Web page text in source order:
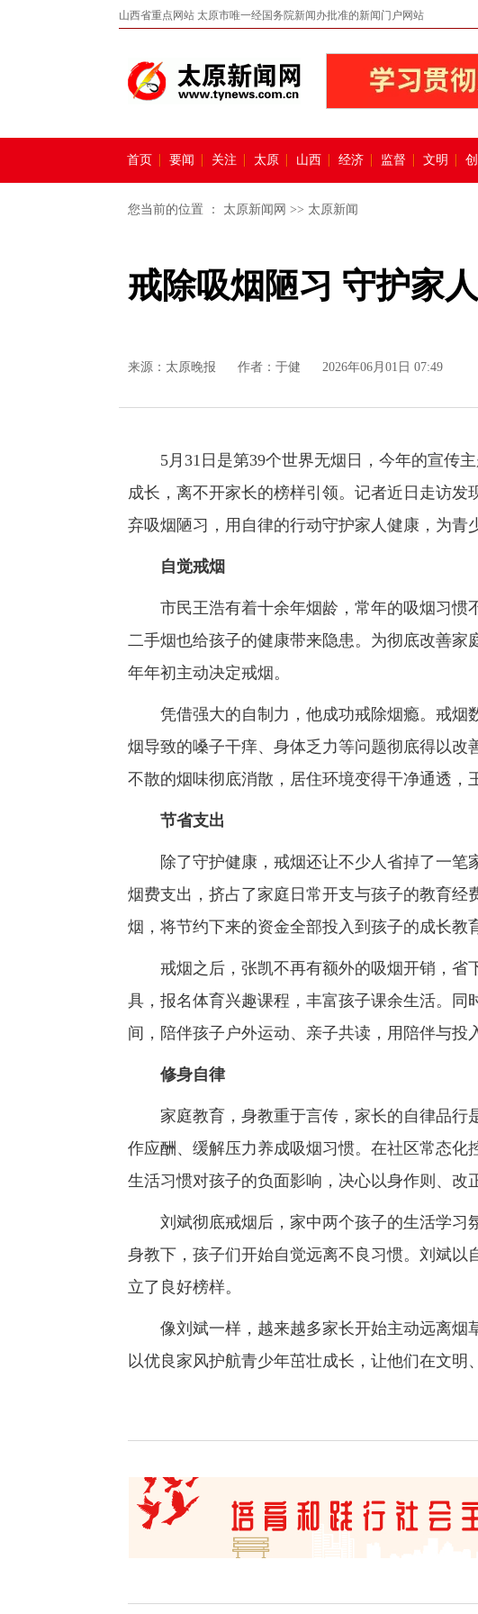
山西省重点网站 太原市唯一经国务院新闻办批准的新闻门户网站
首页 要闻 关注 太原 山西 经济 监督 文明
您当前的位置 ： 太原新闻网 >> 太原新闻
戒除吸烟陋习 守护家
来源： 太原晚报 作者：于健 2026年06月01日 07:49
5月31日是第39个世界无烟日，今年的宣传主
成长，离不开家长的榜样引领。记者近日走访
弃吸烟陋习，用自律的行动守护家人健康，为青
自觉戒烟
市民王浩有着十余年烟龄，常年的吸烟习惯
二手烟也给孩子的健康带来隐患。为彻底改善
年年初主动决定戒烟。
凭借强大的自制力，他成功戒除烟瘾。戒烟
烟导致的嗓子干痒、身体乏力等问题彻底得以
不散的烟味彻底消散，居住环境变得干净通透，
节省支出
除了守护健康，戒烟还让不少人省掉了一笔
烟费支出，挤占了家庭日常开支与孩子的教育
烟，将节约下来的资金全部投入到孩子的成长教
戒烟之后，张凯不再有额外的吸烟开销，省
具，报名体育兴趣课程，丰富孩子课余生活。
间，陪伴孩子户外运动、亲子共读，用陪伴与投
修身自律
家庭教育，身教重于言传，家长的自律品行
作应酬、缓解压力养成吸烟习惯。在社区常态化
生活习惯对孩子的负面影响，决心以身作则、改
刘斌彻底戒烟后，家中两个孩子的生活学习
身教下，孩子们开始自觉远离不良习惯。刘斌
立了良好榜样。
像刘斌一样，越来越多家长开始主动远离烟
以优良家风护航青少年茁壮成长，让他们在文明